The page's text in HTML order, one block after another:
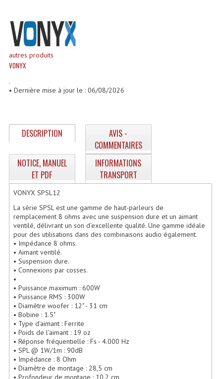
Enceintes (Ecoutes De Studio)
Enceintes Autonomes Portables Amplifiées
Enceintes Hifi
Enceintes Monitoring
Filtres Actifs, Correcteurs
Haut-Parleurs Moteurs Tweeters Filtres
Haut-Parleurs Amplis Guitare
Moteurs Pavillons Pour Enceinte
Tweeters Pour Enceintes
Lecteurs Audio & Sources
Platines Disque Vinyles
autres produits
VONYX
.
• Dernière mise à jour le : 06/08/2026
DESCRIPTION
AVIS -
COMMENTAIRES
NOTICE, MANUEL
ET PDF
INFORMATIONS
TRANSPORT
VONYX SPSL12
La série SPSL est une gamme de haut-parleurs de
remplacement 8 ohms avec une suspension dure et un aimant
ventilé, délivrant un son d'excellente qualité. Une gamme idéale
pour des utilisations dans des combinaisons audio également.
• Impédance 8 ohms.
• Aimant ventilé.
• Suspension dure.
• Connexions par cosses.
•
• Puissance maximum : 600W
• Puissance RMS : 300W
• Diamètre woofer : 12" - 31 cm
• Bobine : 1.5"
• Type d'aimant : Ferrite
• Poids de l'aimant : 19 oz
• Réponse fréquentielle : Fs - 4.000 Hz
• SPL @ 1W/1m : 90dB
• Impédance : 8 Ohm
• Diamètre de montage : 28,5 cm
• Profondeur de montage : 10,2 cm